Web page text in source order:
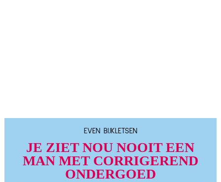
EVEN BIJKLETSEN
JE ZIET NOU NOOIT EEN
MAN MET CORRIGEREND
ONDERGOED